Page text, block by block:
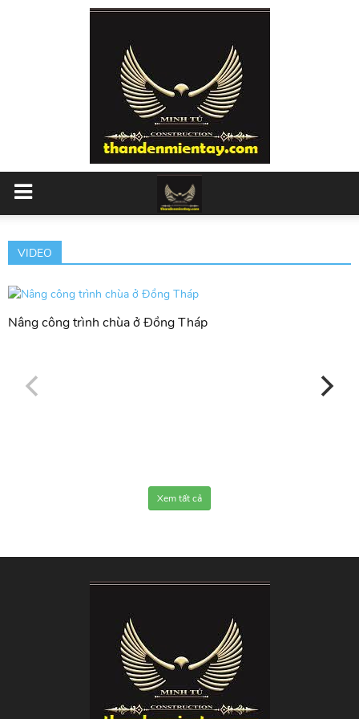
VIDEO
Nâng công trình chùa ở Đồng Tháp
Xem tất cả